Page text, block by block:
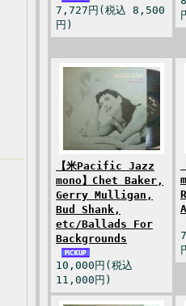
7,727円(税込 8,500
円)
【米Pacific Jazz
mono】Chet Baker,
Gerry Mulligan,
Bud Shank,
etc/Ballads For
Backgrounds
10,000円(税込
11,000円)